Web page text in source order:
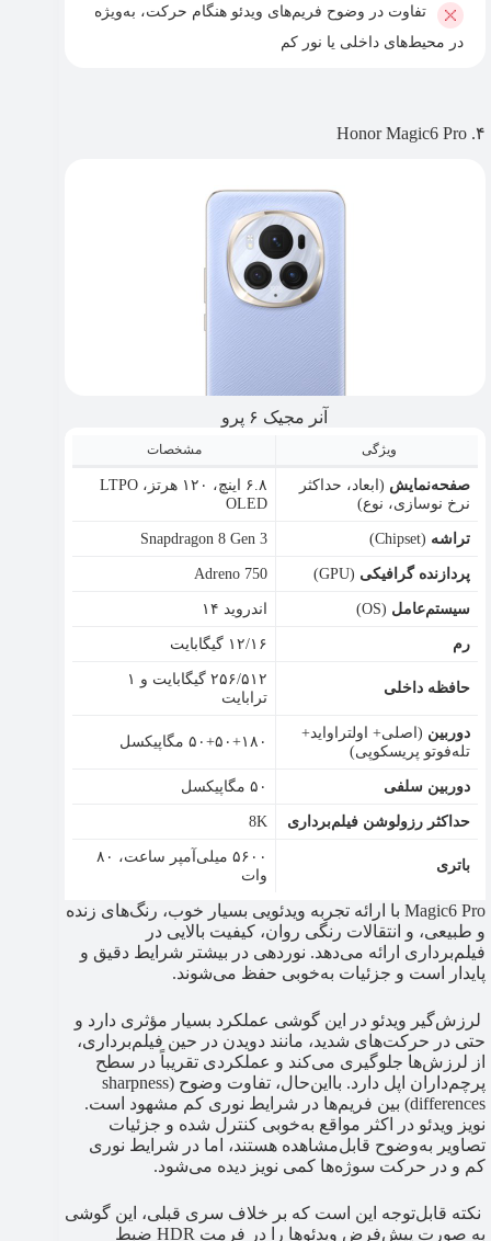
تفاوت در وضوح فریم‌های ویدئو هنگام حرکت، به‌ویژه
در محیط‌های داخلی یا نور کم
۴. Honor Magic6 Pro
آنر مجیک ۶ پرو
ویژگی مشخصات
صفحه‌نمایش (ابعاد، حداکثر
نرخ نوسازی، نوع)
۶.۸ اینچ، ۱۲۰ هرتز، LTPO
OLED
تراشه (Chipset)
Snapdragon 8 Gen 3
پردازنده گرافیکی (GPU)
Adreno 750
سیستم‌عامل (OS)
اندروید ۱۴
رم
۱۲/۱۶ گیگابایت
حافظه داخلی
۲۵۶/۵۱۲ گیگابایت و ۱
ترابایت
دوربین (اصلی+ اولتراواید+
تله‌فوتو پریسکوپی)
۵۰+۵۰+۱۸۰ مگاپیکسل
دوربین سلفی
۵۰ مگاپیکسل
حداکثر رزولوشن فیلم‌برداری
8K
باتری
۵۶۰۰ میلی‌آمپر ساعت، ۸۰
وات
Magic6 Pro با ارائه تجربه ویدئویی بسیار خوب، رنگ‌های زنده
و طبیعی، و انتقالات رنگی روان، کیفیت بالایی در
فیلم‌برداری ارائه می‌دهد. نوردهی در بیشتر شرایط دقیق و
پایدار است و جزئیات به‌خوبی حفظ می‌شوند.
لرزش‌گیر ویدئو در این گوشی عملکرد بسیار مؤثری دارد و
حتی در حرکت‌های شدید، مانند دویدن در حین فیلم‌برداری،
از لرزش‌ها جلوگیری می‌کند و عملکردی تقریباً در سطح
پرچم‌داران اپل دارد. بااین‌حال، تفاوت وضوح (sharpness
differences) بین فریم‌ها در شرایط نوری کم مشهود است.
نویز ویدئو در اکثر مواقع به‌خوبی کنترل شده و جزئیات
تصاویر به‌وضوح قابل‌مشاهده هستند، اما در شرایط نوری
کم و در حرکت سوژه‌ها کمی نویز دیده می‌شود.
نکته قابل‌توجه این است که بر خلاف سری قبلی، این گوشی
به صورت پیش‌فرض ویدئوها را در فرمت HDR ضبط